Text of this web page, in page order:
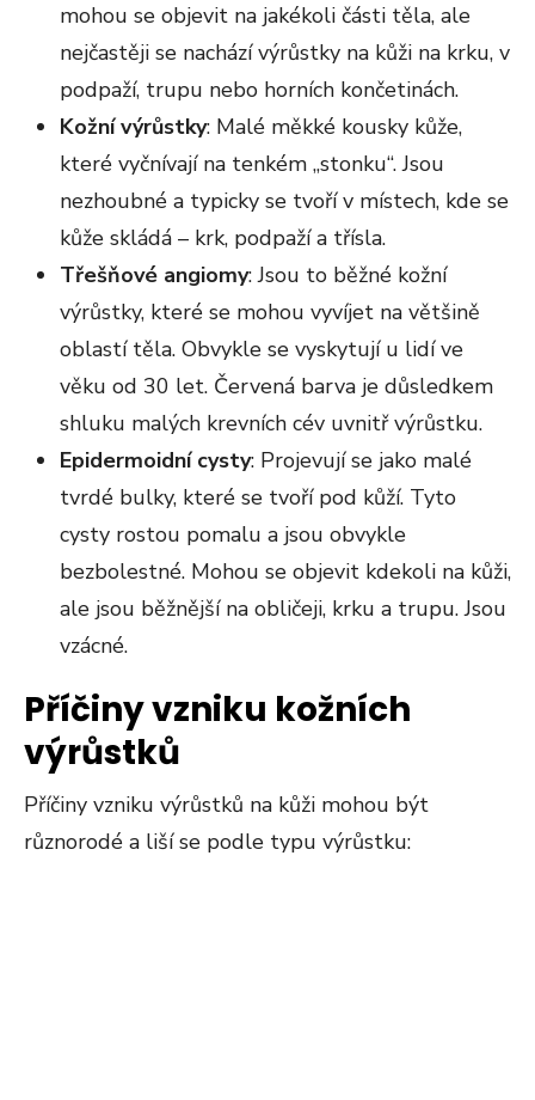
mohou se objevit na jakékoli části těla, ale
nejčastěji se nachází výrůstky na kůži na krku, v
podpaží, trupu nebo horních končetinách.
Kožní výrůstky: Malé měkké kousky kůže,
které vyčnívají na tenkém „stonku“. Jsou
nezhoubné a typicky se tvoří v místech, kde se
kůže skládá – krk, podpaží a třísla.
Třešňové angiomy: Jsou to běžné kožní
výrůstky, které se mohou vyvíjet na většině
oblastí těla. Obvykle se vyskytují u lidí ve
věku od 30 let. Červená barva je důsledkem
shluku malých krevních cév uvnitř výrůstku.
Epidermoidní cysty: Projevují se jako malé
tvrdé bulky, které se tvoří pod kůží. Tyto
cysty rostou pomalu a jsou obvykle
bezbolestné. Mohou se objevit kdekoli na kůži,
ale jsou běžnější na obličeji, krku a trupu. Jsou
vzácné.
Příčiny vzniku kožních
výrůstků
Příčiny vzniku výrůstků na kůži mohou být
různorodé a liší se podle typu výrůstku: